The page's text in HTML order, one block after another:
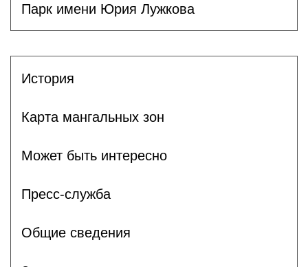
Парк имени Юрия Лужкова
История
Карта мангальных зон
Может быть интересно
Пресс-служба
Общие сведения